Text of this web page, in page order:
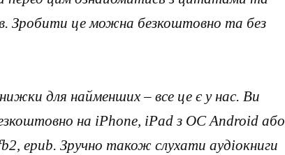
Зробити це можна безкоштовно та без
для найменших – все це є у нас. Ви
на iPhone, iPad з ОС Android або
epub. Зручно також слухати аудіокниги